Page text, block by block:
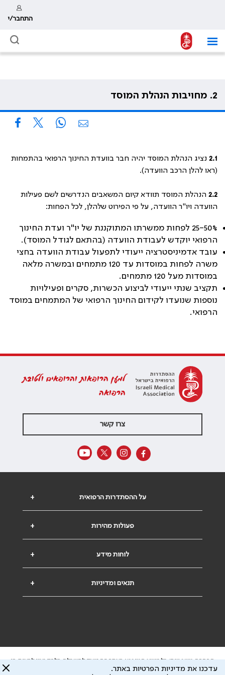
התחבר/י
2. מחויבות הנהלת המוסד
2.1 נציג הנהלת המוסד יהיה חבר בוועדת החינוך הרפואי בהתמחות
(ראו להלן הרכב הוועדה).
2.2 הנהלת המוסד תוודא קיום המשאבים הנדרשים לשם פעילות
הוועדה ויו"ר הוועדה, על פי הפירוט שלהלן, לכל הפחות:
25-50% לפחות ממשרתו המתוקננת של יו"ר ועדת החינוך
הרפואי יוקדש לעבודת הוועדה (בהתאם לגודל המוסד).
עובד אדמיניסטרציה ייעודי לתפעול עבודת הוועדה בחצי
משרה לפחות במוסדות עד 120 מתמחים ובמשרה מלאה
במוסדות מעל 120 מתמחים.
תקציב שנתי ייעודי לביצוע הכשרות, סקרים ופעילויות
נוספות שנועדו לקידום החינוך הרפואי של המתמחים במוסד
הרפואי.
למען הרופאות והרופאים ולטובת
הרפואה
צרו קשר
+ על ההסתדרות הרפואית
+ פעולות מהירות
+ לוחות מידע
+ תנאים ומדיניות
הבהרה משפטית: כל נושא המופיע באתר זה נועד להשכלה בלבד ואין לראות בו
ייעוץ רפואי או משפטי. אין הר"י אחראית לתוכן המתפרסם באתר זה ולכל נזק
עדכנו את מדיניות הפרטיות באתר.